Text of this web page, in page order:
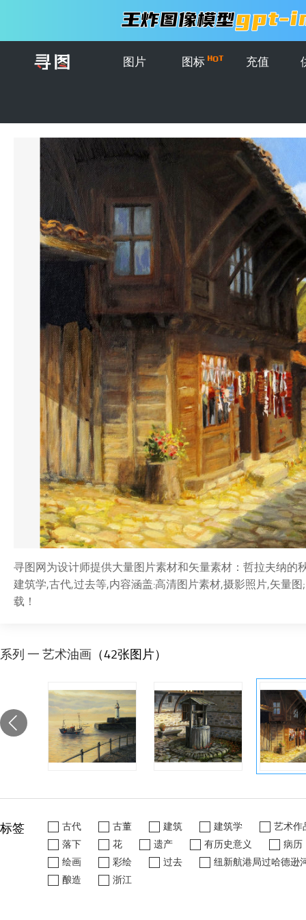
图片 图标 充值
寻图网为设计师提供大量图片素材和矢量素材：哲拉夫纳的
建筑学,古代,过去等,内容涵盖:高清图片素材,摄影照片,矢量
载！
系列 一 艺术油画 （42张图片）
标签 古代 古董 建筑 建筑学
艺术作
落下
花 遗产 有历史意义
病历
绘画
彩绘 过去
纽新航港局过哈德逊
酿造
浙江